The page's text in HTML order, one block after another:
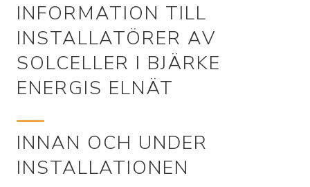
Elhandel
Bjärkefiber
Övrig verksamhet
Om Bjärke Energi
Kundservice
Elproducent
INFORMATION TILL
INSTALLATÖRER AV
SOLCELLER I BJÄRKE
ENERGIS ELNÄT
INNAN OCH UNDER
INSTALLATIONEN